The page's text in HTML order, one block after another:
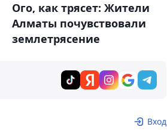
Ого, как трясет: Жители
Алматы почувствовали
землетрясение
Вход